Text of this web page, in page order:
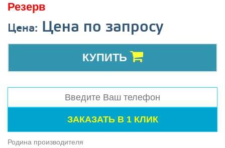
Резерв
Цена: Цена по запросу
КУПИТЬ
Родина производителя